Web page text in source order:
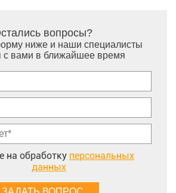
вопросы?
ниже и наши специалисты
с вами в ближайшее время
на обработку персональных
данных